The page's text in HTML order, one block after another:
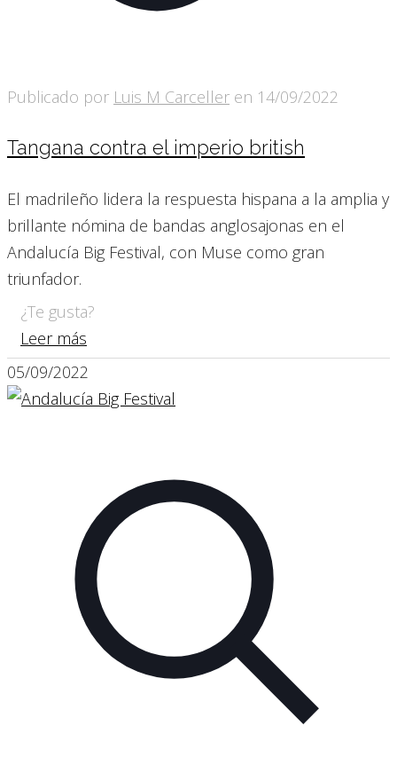
Publicado por Luis M Carceller en 14/09/2022
Tangana contra el imperio british
El madrileño lidera la respuesta hispana a la amplia y
brillante nómina de bandas anglosajonas en el
Andalucía Big Festival, con Muse como gran
triunfador.
¿Te gusta?
Leer más
05/09/2022